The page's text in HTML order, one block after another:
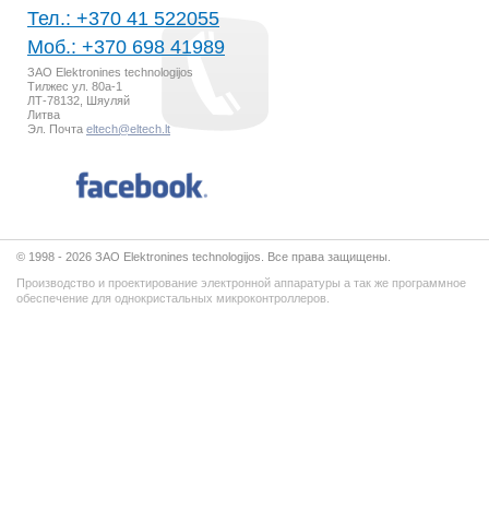
Тел.: +370 41 522055
Моб.: +370 698 41989
ЗАО Elektronines technologijos
Тилжес ул. 80а-1
ЛТ-78132, Шяуляй
Литва
Эл. Почта eltech@eltech.lt
© 1998 - 2026 ЗАО Elektronines technologijos. Все права защищены.
Производство и проектирование электронной аппаратуры а так же программное
обеспечение для однокристальных микроконтроллеров.